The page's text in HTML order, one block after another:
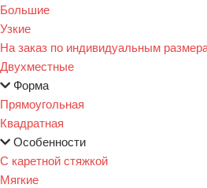
Большие
Узкие
На заказ по индивидуальным
Двухместные
Форма
Прямоугольная
Квадратная
Особенности
С каретной стяжкой
Мягкие